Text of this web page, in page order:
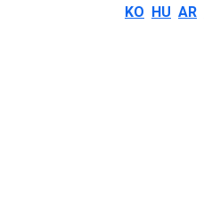
KO HU AR